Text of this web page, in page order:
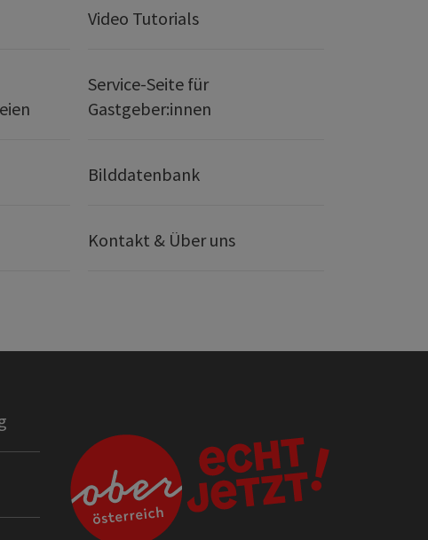
Video Tutorials
Service-Seite für
Gastgeber:innen
Bilddatenbank
Kontakt & Über uns